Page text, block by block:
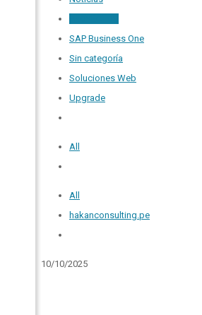
SAP Business One
Sin categoría
Soluciones Web
Upgrade
All
All
hakanconsulting.pe
10/10/2025